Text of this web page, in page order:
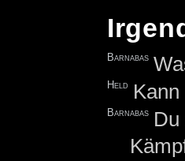
Barnabas
Held
Barnabas